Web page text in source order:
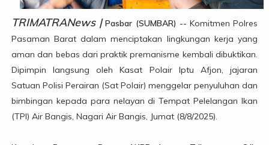
TRIMATRANews | Pasbar (SUMBAR) -- Komitmen Polres
Pasaman Barat dalam menciptakan lingkungan kerja yang
aman dan bebas dari praktik premanisme kembali dibuktikan.
Dipimpin langsung oleh Kasat Polair Iptu Afjon, jajaran
Satuan Polisi Perairan (Sat Polair) menggelar penyuluhan dan
bimbingan kepada para nelayan di Tempat Pelelangan Ikan
(TPI) Air Bangis, Nagari Air Bangis, Jumat (8/8/2025).